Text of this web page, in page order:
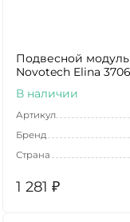
Подвесной модуль
Novotech Elina
В наличии
Артикул
Бренд
Страна
1 281 ₽